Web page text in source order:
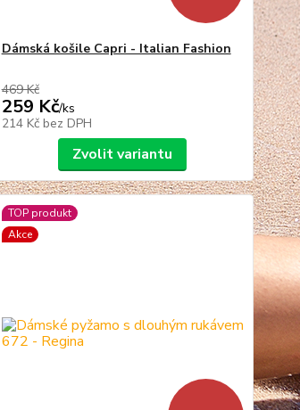
Dámská košile Capri - Italian Fashion
469 Kč
259 Kč/ks
214 Kč bez DPH
Zvolit variantu
TOP produkt
Akce